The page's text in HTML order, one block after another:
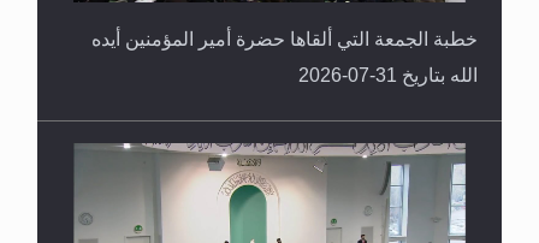
خطبة الجمعة التي ألقاها حضرة أمير المؤمنين أيده
الله بتاريخ 31-07-2026